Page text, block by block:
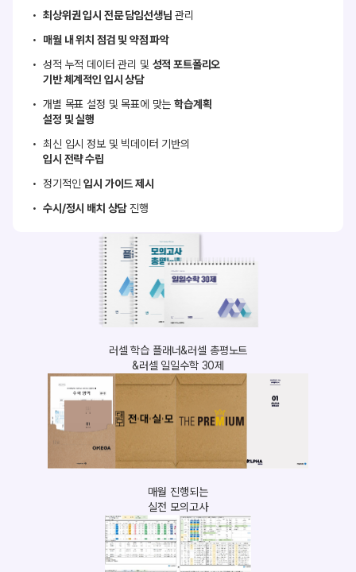
최상위권 입시 전문 담임선생님 관리
매월 내 위치 점검 및 약점 파악
성적 누적 데이터 관리 및 성적 포트폴리오
기반 체계적인 입시 상담
개별 목표 설정 및 목표에 맞는학습계획
설정 및 실행
최신 입시 정보 및 빅데이터 기반의
입시 전략 수립
정기적인입시 가이드 제시
수시/정시 배치 상담진행
러셀 학습 플래너&러셀 총평노트
&러셀 일일수학 30제
매월 진행되는
실전 모의고사